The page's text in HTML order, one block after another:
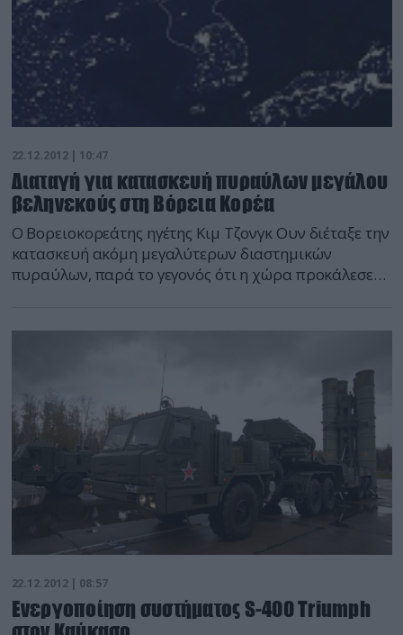
22.12.2012 | 10:47
Διαταγή για κατασκευή πυραύλων μεγάλου
βεληνεκούς στη Βόρεια Κορέα
Ο Βορειοκορεάτης ηγέτης Κιμ Τζονγκ Ουν διέταξε την
κατασκευή ακόμη μεγαλύτερων διαστημικών
πυραύλων, παρά το γεγονός ότι η χώρα προκάλεσε
βεληνεκούς στα μέσα Δεκεμβρίου, μεταδίδει σήμερα
κομμουνιστικού καθεστώτος διαβίβασε σχετική
διαταγή στους επιστήμονες, τεχνικούς και άλλους […]
22.12.2012 | 08:57
Ενεργοποίηση συστήματος S-400 Triumph